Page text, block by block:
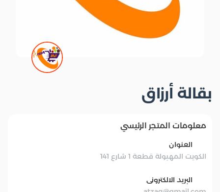
بقالة أرزاق
معلومات المتجر الرئيسي
العنوان
الكويت المهبولة قطعة 1 شارع 141
البريد الالكترونى